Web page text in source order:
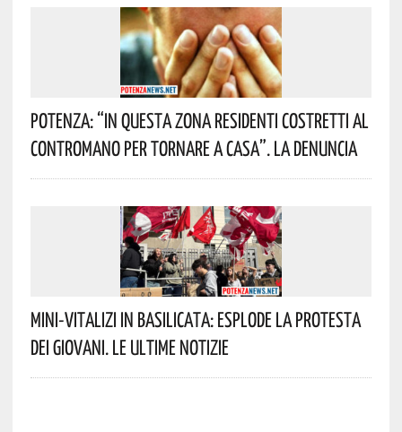
Potenza: “In Questa Zona Residenti Costretti Al
Contromano Per Tornare A Casa”. La Denuncia
Mini-Vitalizi In Basilicata: Esplode La Protesta
Dei Giovani. Le Ultime Notizie